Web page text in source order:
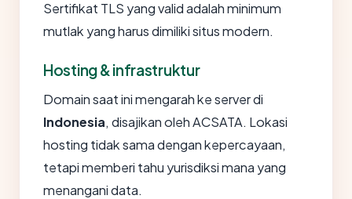
Sertifikat TLS yang valid adalah minimum
mutlak yang harus dimiliki situs modern.
Hosting & infrastruktur
Domain saat ini mengarah ke server di
Indonesia, disajikan oleh ACSATA. Lokasi
hosting tidak sama dengan kepercayaan,
tetapi memberi tahu yurisdiksi mana yang
menangani data.